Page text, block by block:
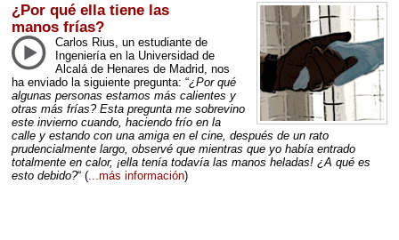
¿Por qué ella tiene las
manos frías?
Carlos Rius, un estudiante de
Ingeniería en la Universidad de
Alcalá de Henares de Madrid, nos
ha enviado la siguiente pregunta: “¿Por qué
algunas personas estamos más calientes y
otras más frías? Esta pregunta me sobrevino
este invierno cuando, haciendo frío en la
calle y estando con una amiga en el cine, después de un rato
prudencialmente largo, observé que mientras que yo había entrado
totalmente en calor, ¡ella tenía todavía las manos heladas! ¿A qué es
esto debido?“ (...más información)